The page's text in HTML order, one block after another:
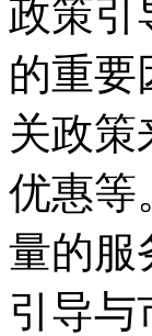
政策引
的重要
关政策
优惠等
量的服
引导与